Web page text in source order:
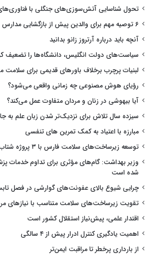
تحول شناسایی آتش‌سوزی‌های جنگلی با
۶ توصیه مهم برای والدین پیش از بازگشایی مدارس
آنچه باید درباره آرتروز زانو بدانید
سیاست‌های دولت انگلیس، دانشگاه‌ها را تضعیف
لبنیات پرچرب برخلاف باورهای قدیمی برای
رؤیای هوش مصنوعی چه زمانی واقعی می‌شود؟
آیا بیهوشی در زنان و مردان متفاوت عمل می‌کند؟
سیزده سال تلاش برای نزدیک‌تر شدن زبان علم به
مبارزه با اعتیاد به کمک تمرین های تنفسی
توسعه زیرساخت‌های سلامت فارس با ۳ پروژه شتاب گرفت
وزیر بهداشت: گام‌های مؤثری برای تداوم خدمات
شده است
چرایی شیوع بالای عفونت‌های گوارشی در فصل
تقویت زیرساخت‌های سلامت متناسب با نیازهای
اقتدار علمی، پیش‌نیاز استقلال کشور است
اهمیت یادگیری کنترل ادرار پیش از ۴ سالگی
از بارداری پرخطر تا مراقبت ایمن‌تر